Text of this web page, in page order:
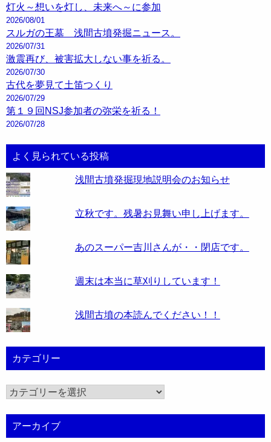
灯火～想いを灯し、未来へ～に参加
2026/08/01
スルガの王墓 浅間古墳発掘ニュース。
2026/07/31
激震再び、被害拡大しない事を祈る。
2026/07/30
古代を夢見て土笛つくり
2026/07/29
第１９回NSJ参加者の弥栄を祈る！
2026/07/28
よく見られている投稿
浅間古墳発掘現地説明会のお知らせ
立秋です。残暑お見舞い申し上げます。
あのスーパー吉川さんが・・閉店です。
週末は本当に草刈りしています！
浅間古墳の本読んでください！！
カテゴリー
カ
ゴ
アーカイブ